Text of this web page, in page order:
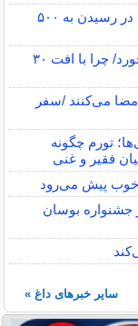
«مرد عنکبوتی: روزی نو»؛ سریع‌ترین فیلم تاریخ در رسیدن به ۵۰۰
گوشت ۴ هزار تومانی این‌گونه میلیونی قیمت خورد/ چرا با افت ۳۰
می‌کنند /سفر
تورم چگونه
خوب پیش می‌رود
جشنواره بوسان
سایر خبرهای داغ »